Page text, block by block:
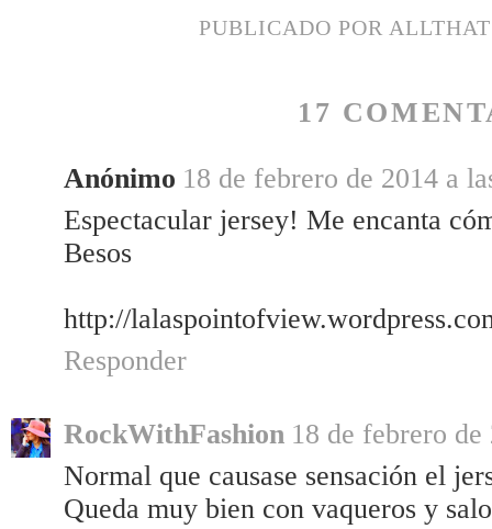
PUBLICADO POR
17
Anónimo 18 de febrero de 2014 a
Espectacular jersey! Me encanta
Besos
http://
Responder
RockWithFashion 18 de febrero
Normal que causase sensación el
Queda muy bien con vaqueros y